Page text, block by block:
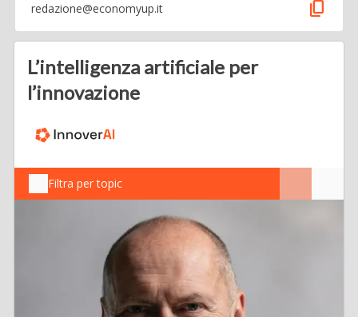
redazione@economyup.it content_copy
L’intelligenza artificiale per
l’innovazione
Filtra per topic